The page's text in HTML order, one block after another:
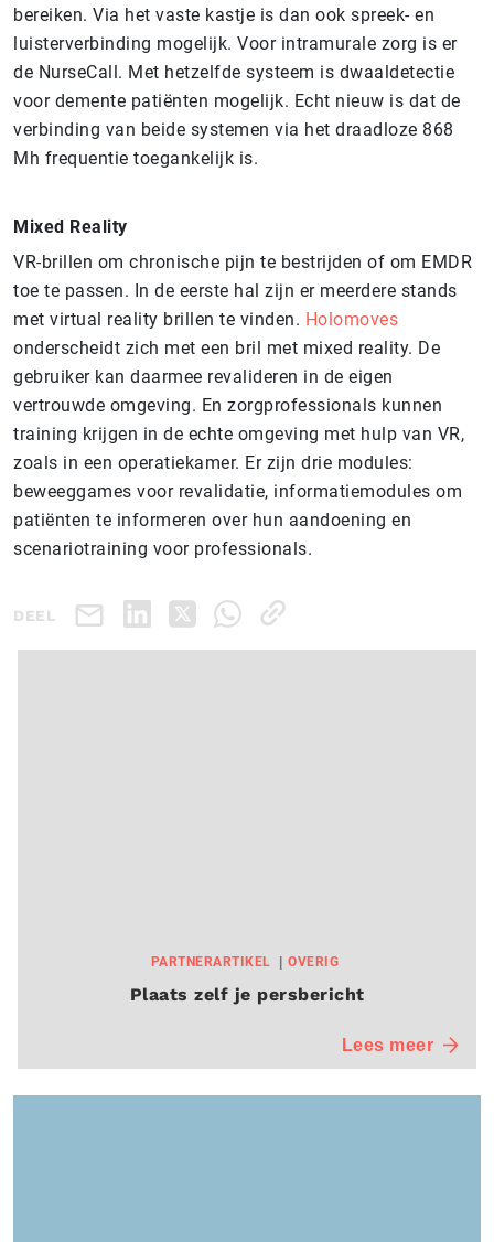
bereiken. Via het vaste kastje is dan ook spreek- en
luisterverbinding mogelijk. Voor intramurale zorg is er
de NurseCall. Met hetzelfde systeem is dwaaldetectie
voor demente patiënten mogelijk. Echt nieuw is dat de
verbinding van beide systemen via het draadloze 868
Mh frequentie toegankelijk is.
Mixed Reality
VR-brillen om chronische pijn te bestrijden of om EMDR
toe te passen. In de eerste hal zijn er meerdere stands
met virtual reality brillen te vinden. Holomoves
onderscheidt zich met een bril met mixed reality. De
gebruiker kan daarmee revalideren in de eigen
vertrouwde omgeving. En zorgprofessionals kunnen
training krijgen in de echte omgeving met hulp van VR,
zoals in een operatiekamer. Er zijn drie modules:
beweeggames voor revalidatie, informatiemodules om
patiënten te informeren over hun aandoening en
scenariotraining voor professionals.
DEEL
PARTNERARTIKEL OVERIG
Plaats zelf je persbericht
Lees meer